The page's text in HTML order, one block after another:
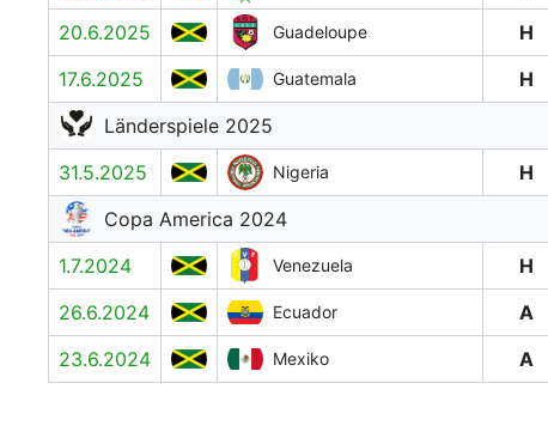
20.6.2025
Guadeloupe H
17.6.2025
Guatemala H
Länderspiele 2025
31.5.2025
Nigeria H
Copa America 2024
1.7.2024
Venezuela H
26.6.2024
Ecuador A
23.6.2024
Mexiko A